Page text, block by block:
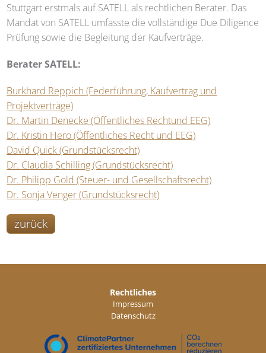
Stuttgart erstmals aufSATELLals rechtlichen Berater. Das
Mandat von SATELL umfasste die vollständige Due Diligence
Prüfung sowie die Begleitung der Kaufverträge.
BeraterSATELL:
Burkhard Reppich (Federführung, Kaufvertrag und
Projektverträge)
Dr. Martin Denecke (Öffentliches Rechtund EEG)
Dr. Kristin Hero (Öffentliches Recht und EEG)
David Quick (Grundstücksrecht)
Dr. Claudia Schilling (Grundstücksrecht)
Dr. Philipp Gold (Steuer- und Gesellschaftsrecht)
Dr. Sonja Venger (Grundstücksrecht)
zurück
Rechtliches
Impressum
Datenschutz